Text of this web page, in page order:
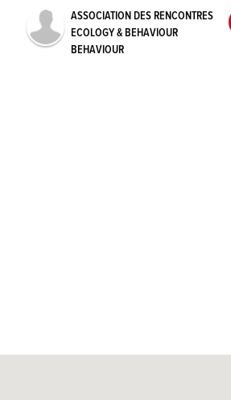
ASSOCIATION DES RENCONTRES
ECOLOGY & BEHAVIOUR
BEHAVIOUR